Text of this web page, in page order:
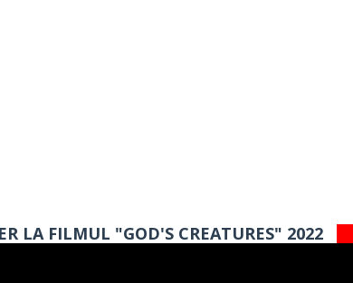
LA FILMUL "GOD'S CREATURES" 2022